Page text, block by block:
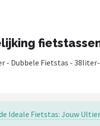
- Dubbele Fietstas -
Ideale Fietstas: Jouw